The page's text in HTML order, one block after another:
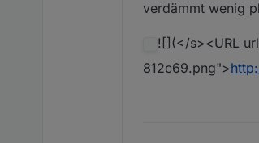
verdämmt wenig
![](</s><URL
812c69.png">